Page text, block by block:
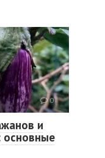
0
и